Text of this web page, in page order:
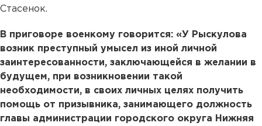
Стасенок.
В приговоре военкому говорится: «У Рыскулова
возник преступный умысел из иной личной
заинтересованности, заключающейся в желании в
будущем, при возникновении такой
необходимости, в своих личных целях получить
помощь от призывника, занимающего должность
главы администрации городского округа Нижняя